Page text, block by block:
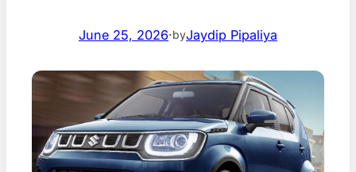
June 25, 2026·byJaydip Pipaliya